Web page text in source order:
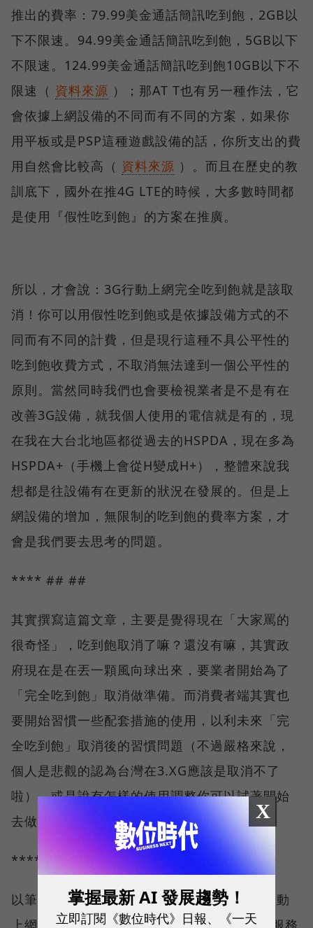
推出的費率：79.99美金通話簡訊吃到飽，2GB以
下不限速。94.99美金通話簡訊吃到飽，5GB以下
不限速。124.99美金通話簡訊吃到飽10GB以下不
限速（ 資料來源 ）；那AT T也有另一種作法，它
會依據上網設備的不同而有不同的方案，如果你
用平板或是PSP這種遊戲設備的話，你所支出的費
用自然會比較高（ 資料來源 ）。而且在歷史的教
訓底下，國外在推4G LTE的時候，大多數時間都
是使用『假性吃到飽』的方案在推廣。
所以，才會說：3G行動上網完全吃到飽就是該取
消！你可以用假性吃到飽或是依據設備方式的不
同而有不同的計費，但是現行這種不具公平性的
吃到飽收費方式，不取消無法達到一個公平性的
原則。當然同時我們也會要檢視業者是不是有在
改善3G設備，就我個人使用的電信就是有的，現
在我在大台北地區都從過去的HSPDA，現在多為
HSPDA+（手機上會從H變成H+），整體來說我
想都是往設備有在更新的狀況在發展的。但是上
網設備的增加，無限制的吃到飽的費率方案，才
會是我們要去思考的問題。
**** ## ##
其實撰寫這篇文章，主要是覺得現在「大家罵的
很奇怪」，吃到飽取消了嘛？還沒有嘛，其實政
府現在是在丟一顆風向球出來，要業者開始為了
「完全吃到飽」取消做準備。而消費者端其實也
要開始習慣一些配套措施的使用，以利未來「完
全吃到飽」取消後的習慣問題（不過嚴格來說，
個人是悲觀的認為台灣在3.XG應該是取消不了
啦）。或是說有怎樣的使用調整你可以試著開始
去做，減少不必要的資源浪費。
**** ### ###
以筆者自己所使用的威寶電信來說，只要有行動
上網是包月的費率，皆可以免費使用WiFly的服務
X
掌握最新 AI 發展趨勢！
立即訂閱《數位時代》日報、《一天